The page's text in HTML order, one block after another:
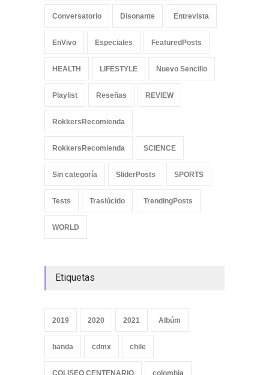
Conversatorio Disonante Entrevista
EnVivo Especiales FeaturedPosts
HEALTH LIFESTYLE Nuevo Sencillo
Playlist Reseñas REVIEW
RokkersRecomienda
RokkersRecomienda SCIENCE
Sin categoría SliderPosts SPORTS
Tests Traslúcido TrendingPosts
WORLD
Etiquetas
2019 2020 2021 Albúm
banda cdmx chile
COLISEO CENTENARIO colombia